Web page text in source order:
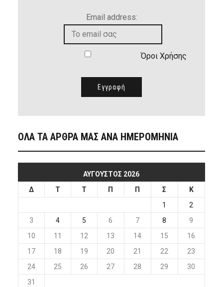
Email address:
Όροι Χρήσης
ΟΛΑ ΤΑ ΑΡΘΡΑ ΜΑΣ ΑΝΑ ΗΜΕΡΟΜΗΝΙΑ
ΑΎΓΟΥΣΤΟΣ 2026
Δ
Τ Τ Π Π Σ
Κ
1
2
3
4 5 6 7 8
9
10
11 12 13 14 15
16
17
18 19 20 21 22
23
24
25 26 27 28 29
30
31